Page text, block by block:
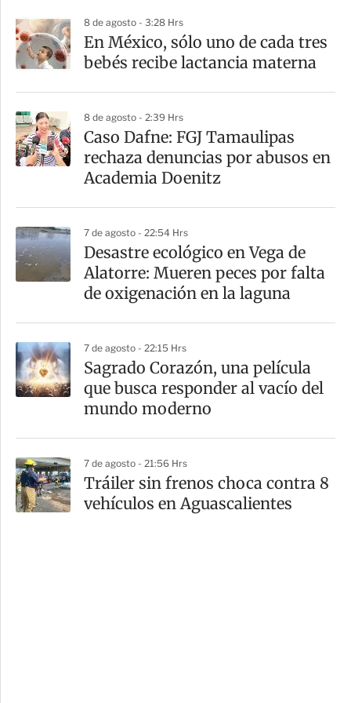
a
r
r
8 de agosto - 3:28 Hrs
En México, sólo uno de cada tres
bebés recibe lactancia materna
8 de agosto - 2:39 Hrs
Caso Dafne: FGJ Tamaulipas
rechaza denuncias por abusos en
Academia Doenitz
7 de agosto - 22:54 Hrs
Desastre ecológico en Vega de
Alatorre: Mueren peces por falta
de oxigenación en la laguna
7 de agosto - 22:15 Hrs
Sagrado Corazón, una película
que busca responder al vacío del
mundo moderno
7 de agosto - 21:56 Hrs
Tráiler sin frenos choca contra 8
vehículos en Aguascalientes